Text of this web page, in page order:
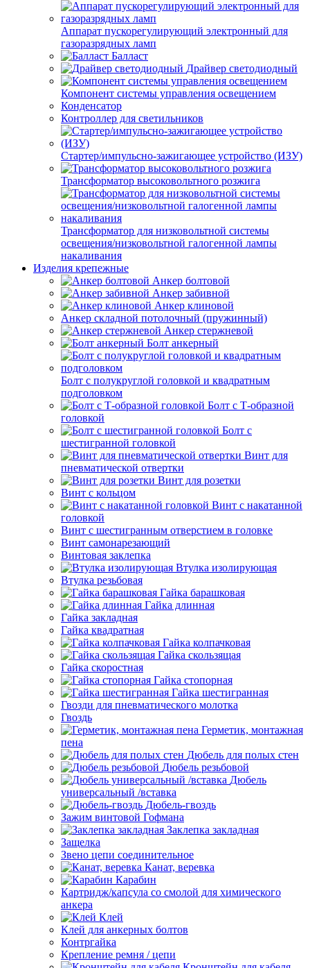
Аппарат пускорегулирующий электронный для
газоразрядных ламп
Балласт
Драйвер светодиодный
Компонент системы управления освещением
Конденсатор
Контроллер для светильников
Стартер/импульсно-зажигающее устройство (ИЗУ)
Трансформатор высоковольтного розжига
Трансформатор для низковольтной системы
освещения/низковольтной галогенной лампы
накаливания
Изделия крепежные
Анкер болтовой
Анкер забивной
Анкер клиновой
Анкер складной потолочный (пружинный)
Анкер стержневой
Болт анкерный
Болт с полукруглой головкой и квадратным
подголовком
Болт с Т-образной
головкой
Болт с
шестигранной головкой
Винт для
пневматической отвертки
Винт для розетки
Винт с кольцом
Винт с накатанной
головкой
Винт с шестигранным отверстием в головке
Винт самонарезающий
Винтовая заклепка
Втулка изолирующая
Втулка резьбовая
Гайка барашковая
Гайка длинная
Гайка закладная
Гайка квадратная
Гайка колпачковая
Гайка скользящая
Гайка скоростная
Гайка стопорная
Гайка шестигранная
Гвозди для пневматического молотка
Гвоздь
Герметик, монтажная
пена
Дюбель для полых стен
Дюбель резьбовой
Дюбель
универсальный /вставка
Дюбель-гвоздь
Зажим винтовой Гофмана
Заклепка закладная
Защелка
Звено цепи соединительное
Канат, веревка
Карабин
Картридж/капсула со смолой для химического
анкера
Клей
Клей для анкерных болтов
Контргайка
Крепление ремня / цепи